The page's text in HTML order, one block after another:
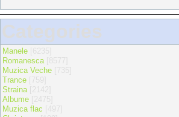
Categories
Manele
Romanesca
Muzica Veche
Trance
Straina
Albume
Muzica flac